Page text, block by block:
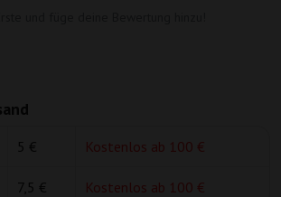
5 € Kostenlos ab 100 €
7,5 € Kostenlos ab 100 €